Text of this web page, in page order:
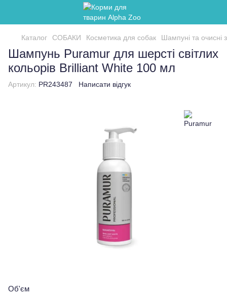
Каталог СОБАКИ Косметика для собак Шампуні та очисні
Шампунь Puramur для шерсті світлих
кольорів Brilliant White 100 мл
Артикул: PR243487 Написати відгук
Об'єм